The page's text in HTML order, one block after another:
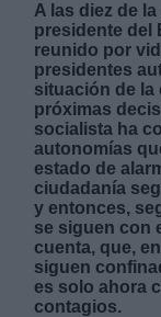
A las diez de
presidente del
reunido por
presidentes
situación de la
próximas
socialista ha
autonomías
estado de
ciudadanía
y entonces,
se siguen con
cuenta, que,
siguen
es solo ahora
contagios.
Derechos:
Información
link